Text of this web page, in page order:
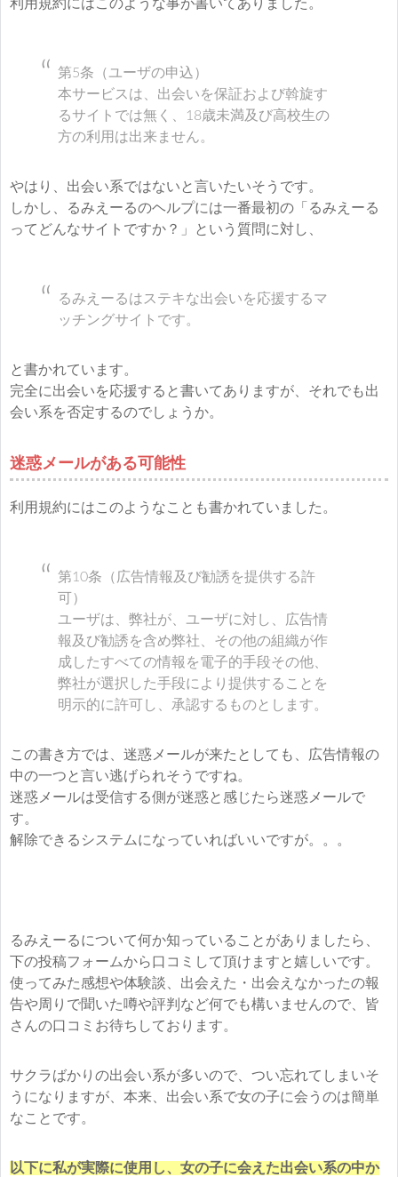
利用規約にはこのような事が書いてありました。
第5条（ユーザの申込）
本サービスは、出会いを保証および斡旋す
るサイトでは無く、18歳未満及び高校生の
方の利用は出来ません。
やはり、出会い系ではないと言いたいそうです。
しかし、るみえーるのヘルプには一番最初の「るみえーる
ってどんなサイトですか？」という質問に対し、
るみえーるはステキな出会いを応援するマ
ッチングサイトです。
と書かれています。
完全に出会いを応援すると書いてありますが、それでも出
会い系を否定するのでしょうか。
迷惑メールがある可能性
利用規約にはこのようなことも書かれていました。
第10条（広告情報及び勧誘を提供する許
可）
ユーザは、弊社が、ユーザに対し、広告情
報及び勧誘を含め弊社、その他の組織が作
成したすべての情報を電子的手段その他、
弊社が選択した手段により提供することを
明示的に許可し、承認するものとします。
この書き方では、迷惑メールが来たとしても、広告情報の
中の一つと言い逃げられそうですね。
迷惑メールは受信する側が迷惑と感じたら迷惑メールで
す。
解除できるシステムになっていればいいですが。。。
るみえーるについて何か知っていることがありましたら、
下の投稿フォームから口コミして頂けますと嬉しいです。
使ってみた感想や体験談、出会えた・出会えなかったの報
告や周りで聞いた噂や評判など何でも構いませんので、皆
さんの口コミお待ちしております。
サクラばかりの出会い系が多いので、つい忘れてしまいそ
うになりますが、本来、出会い系で女の子に会うのは簡単
なことです。
以下に私が実際に使用し、女の子に会えた出会い系の中か